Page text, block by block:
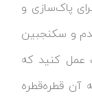
پاک‌سازی و
و سکنجبین
عمل کنید که
آن قطره‌قطره